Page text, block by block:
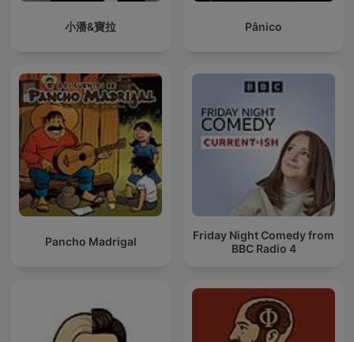
小潘&寶拉 Pânico
Pancho Madrigal
Friday Night Comedy from
BBC Radio 4